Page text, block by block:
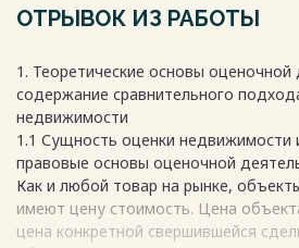
В основе оценки недвижимости по
ограничивается ценой, которую
готов заплатить за аналогичный
имеющий сопоставимую полезность
Объективность расчетов по
существенно зависит от активности
«Сравнительный подход используют
коммерческой недвижимости,
оценки специализированных
ОТРЫВОК ИЗ РАБОТЫ
1. Теоретические основы оценочной
содержание сравнительного
недвижимости
1.1 Сущность оценки недвижимости
правовые основы оценочной
Как и любой товар на рынке,
имеют цену стоимость. Цена
цена конкретной свершившейся